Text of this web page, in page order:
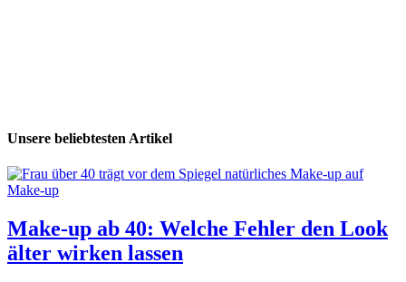
Unsere beliebtesten Artikel
Make-up
Make-up ab 40: Welche Fehler den Look
älter wirken lassen